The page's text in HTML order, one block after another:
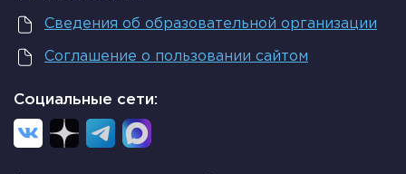
Сведения об образовательной организации
Соглашение о пользовании сайтом
Социальные сети: